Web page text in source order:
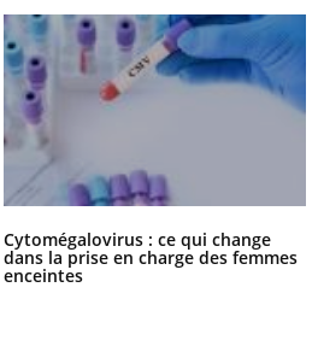
Cytomégalovirus : ce qui change
dans la prise en charge des femmes
enceintes